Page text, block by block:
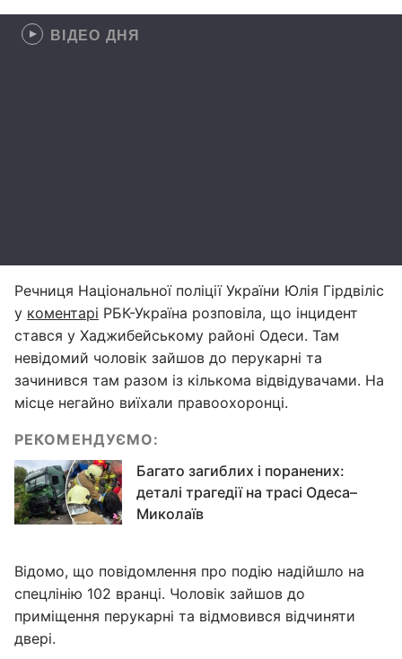
ВІДЕО ДНЯ
Речниця Національної поліції України Юлія Гірдвіліс
у коментарі РБК-Україна розповіла, що інцидент
стався у Хаджибейському районі Одеси. Там
невідомий чоловік зайшов до перукарні та
зачинився там разом із кількома відвідувачами. На
місце негайно виїхали правоохоронці.
РЕКОМЕНДУЄМО:
Багато загиблих і поранених:
деталі трагедії на трасі Одеса–
Миколаїв
Відомо, що повідомлення про подію надійшло на
спецлінію 102 вранці. Чоловік зайшов до
приміщення перукарні та відмовився відчиняти
двері.